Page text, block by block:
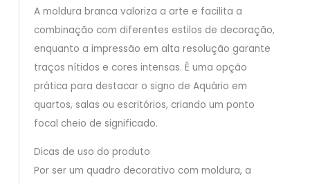
A moldura branca valoriza a arte e facilita a
combinação com diferentes estilos de decoração,
enquanto a impressão em alta resolução garante
traços nítidos e cores intensas. É uma opção
prática para destacar o signo de Aquário em
quartos, salas ou escritórios, criando um ponto
focal cheio de significado.
Dicas de uso do produto
Por ser um quadro decorativo com moldura, a